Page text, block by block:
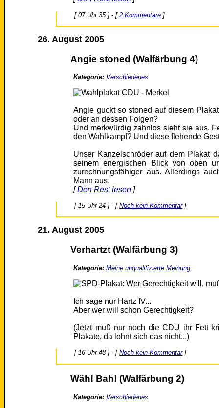
[ 07 Uhr 35 ] - [2 Kommentare ]
26. August 2005
Angie stoned (Walfärbung 4)
Kategorie: Verschiedenes
Angie guckt so stoned auf diesem
oder an dessen Folgen?
Und merkwürdig zahnlos sieht sie aus.
den Wahlkampf? Und diese flehende
Unser Kanzelschröder auf dem Plakat
seinem energischen Blick von oben
zurechnungsfähiger aus. Allerdings
Mann aus.
[Den Rest lesen ]
[ 15 Uhr 24 ] - [Noch kein Kommentar]
21. August 2005
Verhartzt (Walfärbung 3)
Kategorie: Meine unqualifizierte Meinung
Ich sage nur Hartz IV...
Aber wer will schon Gerechtigkeit?
(Jetzt muß nur noch die CDU ihr Fett
Plakate, da lohnt sich das nicht...)
[ 16 Uhr 48 ] - [Noch kein Kommentar]
Wäh! Bah! (Walfärbung 2)
Kategorie: Verschiedenes